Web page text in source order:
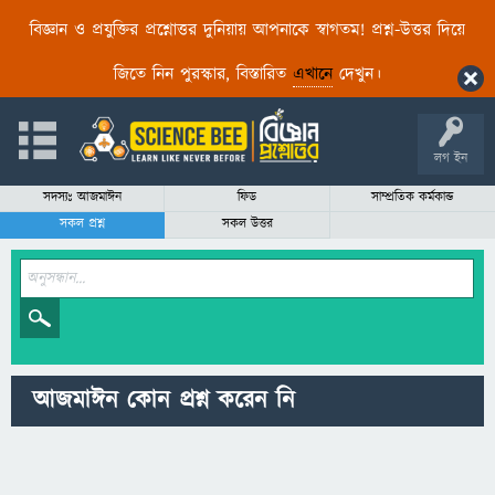
বিজ্ঞান ও প্রযুক্তির প্রশ্নোত্তর দুনিয়ায় আপনাকে স্বাগতম! প্রশ্ন-উত্তর দিয়ে
জিতে নিন পুরস্কার, বিস্তারিত এখানেদেখুন।
লগ ইন
সদস্যঃ আজমাঈন ফিড
সাম্প্রতিক কর্মকান্ড
সকল প্রশ্ন
সকল উত্তর
আজমাঈন কোন প্রশ্ন করেন নি